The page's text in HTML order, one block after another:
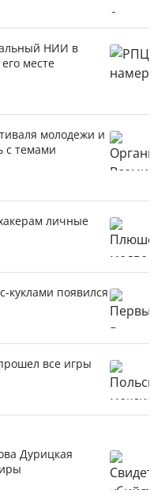
НИИ в
месте
молодежи и
с темами
личные
куклами появился
все игры
Дурицкая